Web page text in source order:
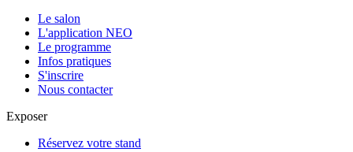
Le salon
L'application NEO
Le programme
Infos pratiques
S'inscrire
Nous contacter
Exposer
Réservez votre stand